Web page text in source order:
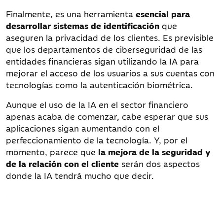
Finalmente, es una herramienta esencial para
desarrollar sistemas de identificación que
aseguren la privacidad de los clientes. Es previsible
que los departamentos de ciberseguridad de las
entidades financieras sigan utilizando la IA para
mejorar el acceso de los usuarios a sus cuentas con
tecnologías como la autenticación biométrica.
Aunque el uso de la IA en el sector financiero
apenas acaba de comenzar, cabe esperar que sus
aplicaciones sigan aumentando con el
perfeccionamiento de la tecnología. Y, por el
momento, parece que la mejora de la seguridad y
de la relación con el cliente serán dos aspectos
donde la IA tendrá mucho que decir.